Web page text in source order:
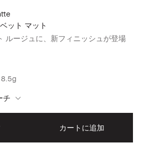
ット マット
ルージュに、新フィニッシュが登場
8.5g
チ
カートに追加